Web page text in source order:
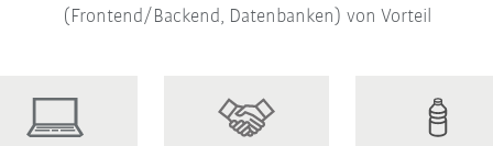
(Frontend/Backend, Datenbanken) von Vorteil